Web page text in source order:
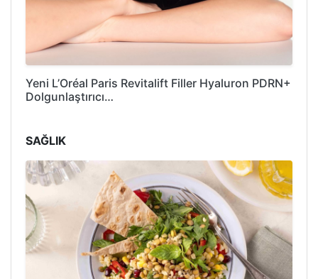
Yeni L’Oréal Paris Revitalift Filler Hyaluron PDRN+
Dolgunlaştırıcı…
SAĞLIK